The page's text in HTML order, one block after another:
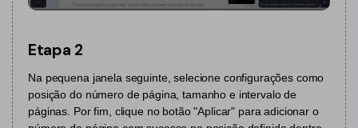
Detectar Conteúdo de IA
Reescrever PDF com IA
Explicar PDF com IA
Guia do usuário
PDFelement para Windows
PDFelement para Mac
PDFelement para iOS
Etapa 2
Na pequena janela seguinte, selecione configurações como
posição do número de página, tamanho e intervalo de
páginas. Por fim, clique no botão "Aplicar" para adicionar o